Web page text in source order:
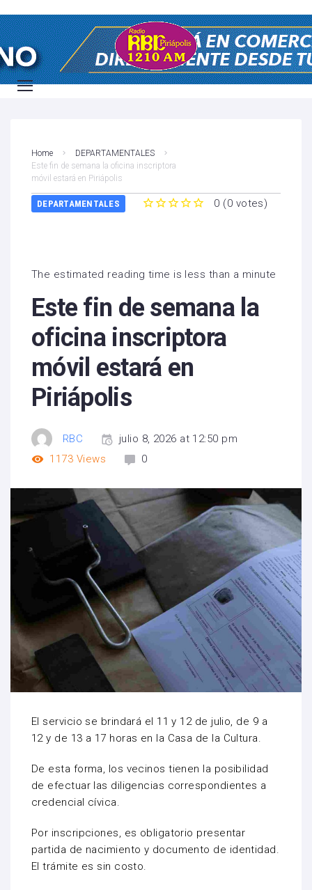
Home
DEPARTAMENTALES
Este fin de semana la oficina inscriptora
móvil estará en Piriápolis
DEPARTAMENTALES 0 (0 votes)
The estimated reading time is less than a minute
Este fin de semana la
oficina inscriptora
móvil estará en
Piriápolis
RBC
julio 8, 2026 at 12:50 pm
1173 Views 0
El servicio se brindará el 11 y 12 de julio, de 9 a
12 y de 13 a 17 horas en la Casa de la Cultura.
De esta forma, los vecinos tienen la posibilidad
de efectuar las diligencias correspondientes a
credencial cívica.
Por inscripciones, es obligatorio presentar
partida de nacimiento y documento de identidad.
El trámite es sin costo.